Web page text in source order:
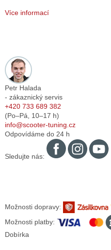
Více informací
Petr Halada
- zákaznický servis
+420 733 689 382
(Po–Pá, 10–17 h)
info@scooter-tuning.cz
Odpovídáme do 24 h
Sledujte nás:
Možnosti dopravy:
Možnosti platby:
Dobírka